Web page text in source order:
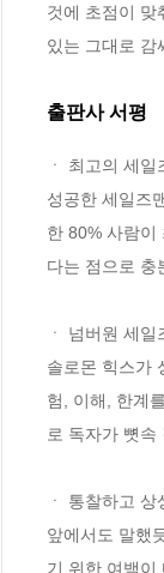
것에 초점이 맞
있는 그대로 감
출판사 서평
ㆍ 최고의 세
성공한 세일즈
한 80% 사람이
다는 점으로 충
ㆍ 넘버원 세
솔로몬 힉스가
험, 이해, 한계
로 독자가 뼛
ㆍ 통찰하고
앞에서도 말했
기 위한 여백이